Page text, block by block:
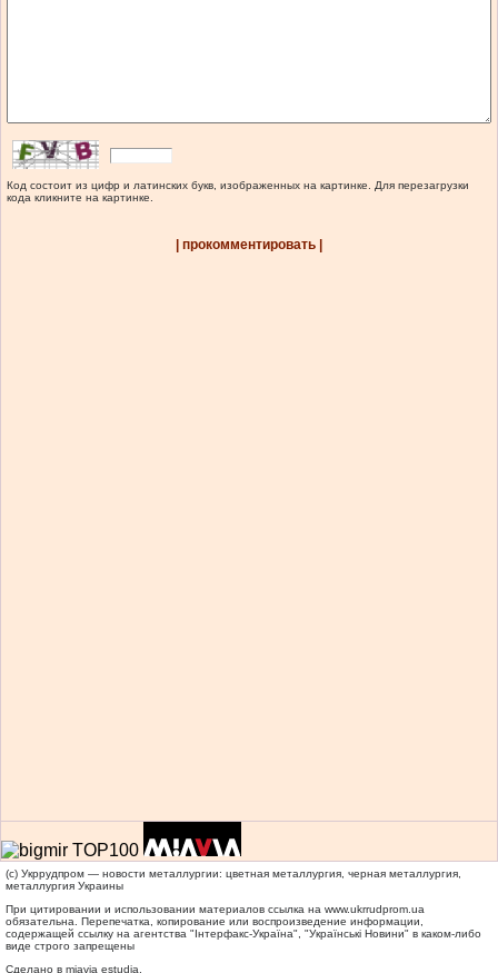
Код состоит из цифр и латинских букв, изображенных на картинке. Для перезагрузки
кода кликните на картинке.
| прокомментировать |
(c) Укррудпром — новости металлургии: цветная металлургия, черная металлургия,
металлургия Украины
При цитировании и использовании материалов ссылка на www.ukrrudprom.ua
обязательна. Перепечатка, копирование или воспроизведение информации,
содержащей ссылку на агентства "Iнтерфакс-Україна", "Українськi Новини" в каком-либо
виде строго запрещены
Сделано в miavia estudia.